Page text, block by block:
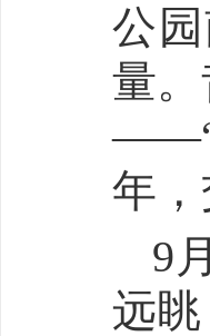
公
量
——“
年
9
远